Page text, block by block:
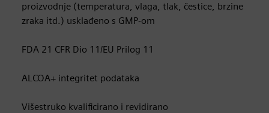
proizvodnje (temperatura, vlaga, tlak, čestice, brzine
zraka itd.) usklađeno s GMP-om
FDA 21 CFR Dio 11/EU Prilog 11
ALCOA+ integritet podataka
Višestruko kvalificirano i revidirano